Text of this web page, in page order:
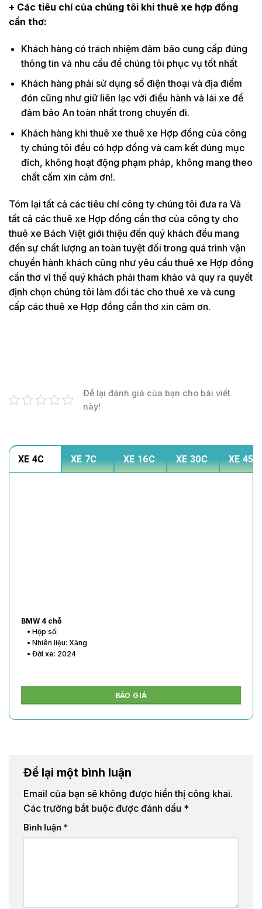
+ Các tiêu chí của chúng tôi khi thuê xe hợp đồng
cần thơ:
Khách hàng có trách nhiệm đảm bảo cung cấp đúng
thông tin và nhu cầu để chúng tôi phục vụ tốt nhất
Khách hàng phải sử dụng số điện thoại và địa điểm
đón cũng như giữ liên lạc với điều hành và lái xe để
đảm bảo An toàn nhất trong chuyến đi.
Khách hàng khi thuê xe thuê xe Hợp đồng của công
ty chúng tôi đều có hợp đồng và cam kết đúng mục
đích, không hoạt động phạm pháp, không mang theo
chất cấm xin cảm ơn!.
Tóm lại tất cả các tiêu chí công ty chúng tôi đưa ra Và
tất cả các thuê xe Hợp đồng cần thơ của công ty cho
thuê xe Bách Việt giới thiệu đến quý khách đều mang
đến sự chất lượng an toàn tuyệt đối trong quá trình vận
chuyển hành khách cũng như yêu cầu thuê xe Hợp đồng
cần thơ vì thế quý khách phải tham khảo và quy ra quyết
định chọn chúng tôi làm đối tác cho thuê xe và cung
cấp các thuê xe Hợp đồng cần thơ xin cảm ơn.
Để lại đánh giá của bạn cho bài viết
này!
XE 4C XE 7C XE 16C XE 30C XE 45C
BMW 4 chỗ
• Hộp số:
• Nhiên liệu: Xăng
• Đời xe: 2024
BÁO GIÁ
Để lại một bình luận
Email của bạn sẽ không được hiển thị công khai.
Các trường bắt buộc được đánh dấu *
Bình luận *